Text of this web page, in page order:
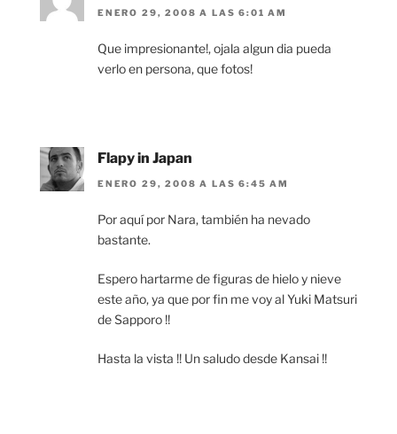
ENERO 29, 2008 A LAS 6:01 AM
Que impresionante!, ojala algun dia pueda
verlo en persona, que fotos!
Flapy in Japan
ENERO 29, 2008 A LAS 6:45 AM
Por aquí por Nara, también ha nevado
bastante.
Espero hartarme de figuras de hielo y nieve
este año, ya que por fin me voy al Yuki Matsuri
de Sapporo !!
Hasta la vista !! Un saludo desde Kansai !!